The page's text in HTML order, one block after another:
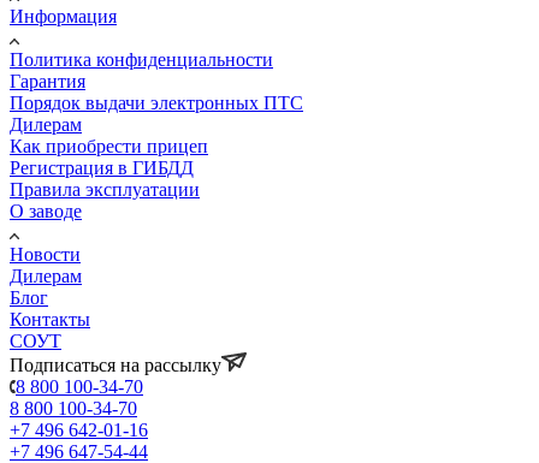
Информация
Политика конфиденциальности
Гарантия
Порядок выдачи электронных ПТС
Дилерам
Как приобрести прицеп
Регистрация в ГИБДД
Правила эксплуатации
О заводе
Новости
Дилерам
Блог
Контакты
СОУТ
Подписаться на рассылку
8 800 100-34-70
8 800 100-34-70
+7 496 642-01-16
+7 496 647-54-44